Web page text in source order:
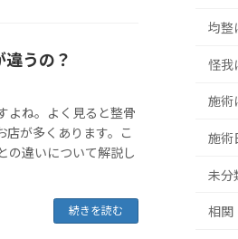
うの？
よね。よく見ると整骨
店が多くあります。こ
の違いについて解説し
続きを読む
均整
怪我
施術
施術
未分
相関